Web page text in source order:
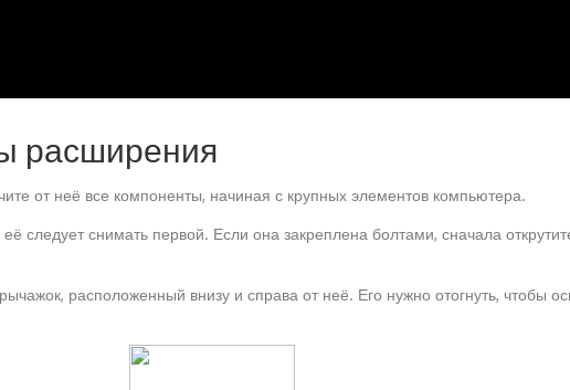
расширения
от неё все компоненты, начиная с крупных элементов компьютера.
следует снимать первой. Если она закреплена болтами, сначала
расположенный внизу и справа от неё. Его нужно отогнуть, чтобы